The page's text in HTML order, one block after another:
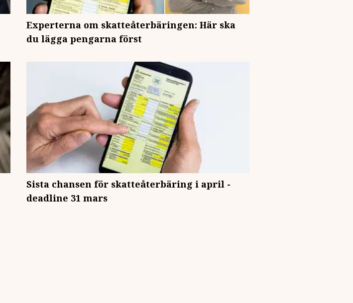
Experterna om skatteåterbäringen: Här ska
du lägga pengarna först
Sista chansen för skatteåterbäring i april -
deadline 31 mars